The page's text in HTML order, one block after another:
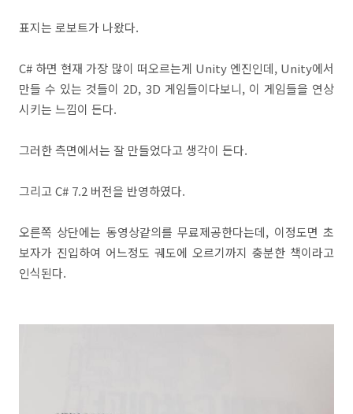
표지는 로보트가 나왔다.
C# 하면 현재 가장 많이 떠오르는게 Unity 엔진인데, Unity에서
만들 수 있는 것들이 2D, 3D 게임들이다보니, 이 게임들을 연상
시키는 느낌이 든다.
그러한 측면에서는 잘 만들었다고 생각이 든다.
그리고 C# 7.2 버전을 반영하였다.
오른쪽 상단에는 동영상같의를 무료제공한다는데, 이정도면 초
보자가 진입하여 어느정도 궤도에 오르기까지 충분한 책이라고
인식된다.